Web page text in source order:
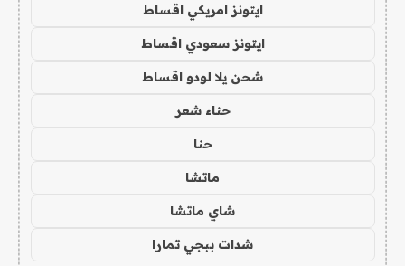
ايتونز امريكي اقساط
ايتونز سعودي اقساط
شحن يلا لودو اقساط
حناء شعر
حنا
ماتشا
شاي ماتشا
شدات ببجي تمارا